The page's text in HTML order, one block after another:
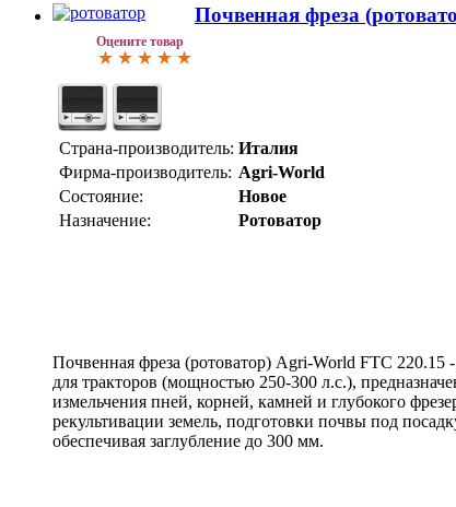
Оцените товар
Почвенная фреза
Страна-производитель: Италия
Фирма-производитель: Agri-World
Состояние:
Новое
Назначение:
Ротоватор
Почвенная фреза (ротоватор) Agri-World FTC 220.15
для тракторов (мощностью 250-300 л.с.),
измельчения пней, корней, камней и глубокого
рекультивации земель, подготовки почвы под
обеспечивая заглубление до 300 мм.